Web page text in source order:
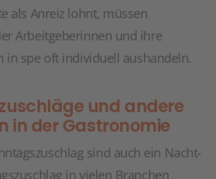
als Anreiz lohnt, müssen
Arbeitgeberinnen und ihre
in spe oft individuell aushandeln.
und andere
in der Gastronomie
sind auch ein Nacht-
in vielen Branchen